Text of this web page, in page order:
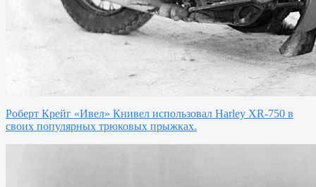
Роберт Крейг «Ивел» Книвел использовал Harley XR-750 в
своих популярных трюковых прыжках.